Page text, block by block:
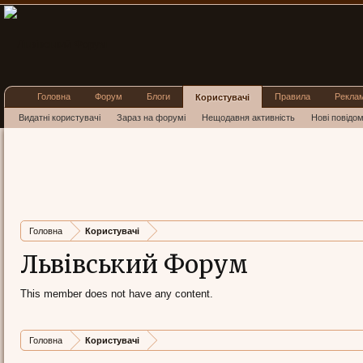
Головна Користувачі
Львівський Форум
This member does not have any content.
Головна Користувачі
Головна Форум Блоги Користувачі
Видатні користувачі Зараз на форумі Нещодавня активність Нові
Правила